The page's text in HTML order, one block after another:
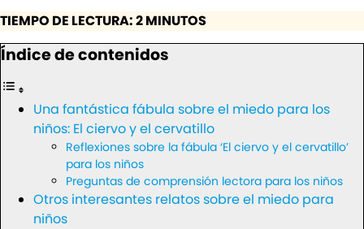
TIEMPO DE LECTURA: 2 MINUTOS
Índice de contenidos
Una fantástica fábula sobre el miedo para los
niños: El ciervo y el cervatillo
Reflexiones sobre la fábula ‘El ciervo y el cervatillo’
para los niños
Preguntas de comprensión lectora para los niños
Otros interesantes relatos sobre el miedo para
niños